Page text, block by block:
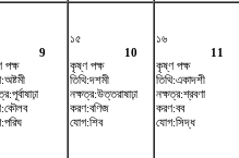
9
পক্ষ
১৫
10
কৃষ্ণ পক্ষ
তিথি:দশমী
নক্ষত্র:উত্তরাষাঢ়া
করণ:বণিজ
যোগ:শিব
১৬
11
কৃষ্ণ পক্ষ
তিথি:একাদশী
নক্ষত্র:শ্রবণা
করণ:বব
যোগ:সিদ্ধ